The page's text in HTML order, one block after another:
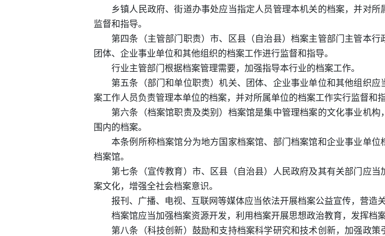
乡镇人民政府、街道办事处应当指定人员管理本机关的档案，并对
监督和指导。
第四条（主管部门职责）市、区县（自治县）档案主管部门主管本行
团体、企业事业单位和其他组织的档案工作进行监督和指导。
行业主管部门根据档案管理需要，加强指导本行业的档案工作。
第五条（部门和单位职责）机关、团体、企业事业单位和其他组织
案工作人员负责管理本单位的档案，并对所属单位的档案工作实行监督和指
第六条（档案馆职责及类别）档案馆是集中管理档案的文化事业机
围内的档案。
本条例所称档案馆分为地方国家档案馆、部门档案馆和企业事业单
档案馆。
第七条（宣传教育）市、区县（自治县）人民政府及其有关部门应
案文化，增强全社会档案意识。
报刊、广播、电视、互联网等媒体应当依法开展档案公益宣传，营造
档案馆应当加强档案资源开发，利用档案开展思想政治教育，发挥档案
第八条（科技创新）鼓励和支持档案科学研究和技术创新，加强政